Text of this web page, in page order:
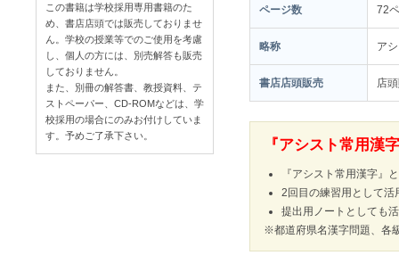
ページ数 72
略称 ア
書店店頭販売 店
『アシスト常用漢
『アシスト常用漢字』
2回目の練習用として活
提出用ノートとしても
※都道府県名漢字問題、各
この書籍は学校採用専用書籍のた
め、書店店頭では販売しておりませ
ん。学校の授業等でのご使用を考慮
し、個人の方には、別売解答も販売
しておりません。
また、別冊の解答書、教授資料、テ
ストペーパー、CD-ROMなどは、学
校採用の場合にのみお付けしていま
す。予めご了承下さい。